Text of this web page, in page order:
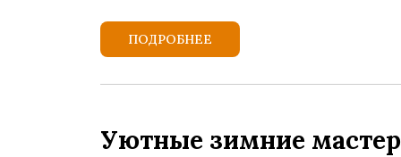
ПОДРОБНЕЕ
Уютные зимние